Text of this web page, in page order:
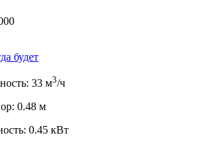
будет
: 33 м3/ч
: 0.48 м
: 0.45 кВт